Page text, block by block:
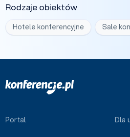
Rodzaje obiektów
Hotele konferencyjne Sale
Portal Dla